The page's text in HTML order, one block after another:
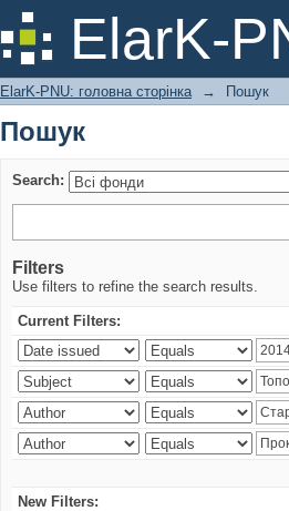
ElarK-
Пошук
ElarK-PNU: головна сторінка → Пошук
Пошук
Search:
Filters
Use filters to refine the search results.
Current Filters:
New Filters: